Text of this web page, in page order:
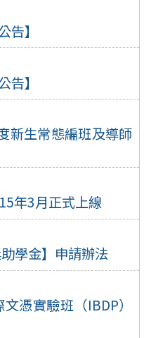
告】
告】
新生常態編班及導師
年3月正式上線
學金】申請辦法
憑實驗班（IBDP）